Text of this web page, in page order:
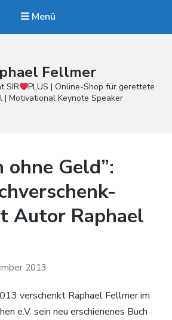
Menü
Fellmer
SIR
PLUS | Online-Shop für gerettete
| Motivational Keynote Speaker
ohne Geld”:
Autor Raphael
2013
verschenkt Raphael Fellmer im
e.V. sein neu erschienenes Buch